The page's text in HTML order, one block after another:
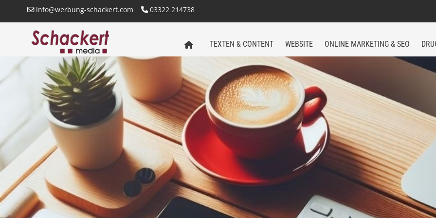
info@werbung-schackert.com 03322 214738
SCHACKERT
MEDIA
STARTSEITE
TEXTEN & CONTENT WEBSITE ONLINE MARKETING & SEO